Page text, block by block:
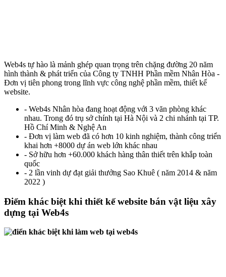
Web4s tự hào là mảnh ghép quan trọng trên chặng đường 20 năm
hình thành & phát triển của Công ty TNHH Phần mềm Nhân Hòa -
Đơn vị tiên phong trong lĩnh vực công nghệ phần mềm, thiết kế
website.
- Web4s Nhân hòa đang hoạt động với 3 văn phòng khác
nhau. Trong đó trụ sở chính tại Hà Nội và 2 chi nhánh tại TP.
Hồ Chí Minh & Nghệ An
- Đơn vị làm web đã có hơn 10 kinh nghiệm, thành công triển
khai hơn +8000 dự án web lớn khác nhau
- Sở hữu hơn +60.000 khách hàng thân thiết trên khắp toàn
quốc
- 2 lần vinh dự đạt giải thưởng Sao Khuê ( năm 2014 & năm
2022 )
Điểm khác biệt khi thiết kế website bán vật liệu xây
dựng tại Web4s